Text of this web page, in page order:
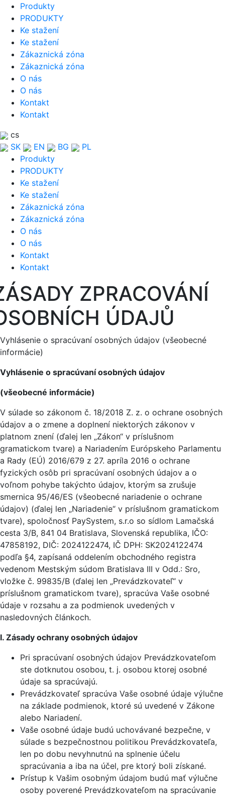
Produkty
PRODUKTY
Ke stažení
Ke stažení
Zákaznická zóna
Zákaznická zóna
O nás
O nás
Kontakt
Kontakt
cs
SK
EN BG
PL
Produkty
PRODUKTY
Ke stažení
Ke stažení
Zákaznická zóna
Zákaznická zóna
O nás
O nás
Kontakt
Kontakt
ZPRACOVÁNÍ
ÚDAJŮ
Vyhlásenie o spracúvaní osobných údajov (všeobecné
informácie)
Vyhlásenie o spracúvaní osobných údajov
(všeobecné informácie)
V súlade so zákonom č. 18/2018 Z. z. o ochrane osobných
údajov a o zmene a doplnení niektorých zákonov v
platnom znení (ďalej len „Zákon“ v príslušnom
gramatickom tvare) a Nariadením Európskeho Parlamentu
a Rady (EÚ) 2016/679 z 27. apríla 2016 o ochrane
fyzických osôb pri spracúvaní osobných údajov a o
voľnom pohybe takýchto údajov, ktorým sa zrušuje
smernica 95/46/ES (všeobecné nariadenie o ochrane
údajov) (ďalej len „Nariadenie“ v príslušnom gramatickom
tvare), spoločnosť PaySystem, s.r.o so sídlom Lamačská
cesta 3/B, 841 04 Bratislava, Slovenská republika, IČO:
47858192, DIČ: 2024122474, IČ DPH: SK2024122474
podľa §4, zapísaná oddelením obchodného registra
vedenom Mestským súdom Bratislava III v Odd.: Sro,
vložke č. 99835/B (ďalej len „Prevádzkovateľ“ v
príslušnom gramatickom tvare), spracúva Vaše osobné
údaje v rozsahu a za podmienok uvedených v
nasledovných článkoch.
I. Zásady ochrany osobných údajov
Pri spracúvaní osobných údajov Prevádzkovateľom
ste dotknutou osobou, t. j. osobou ktorej osobné
údaje sa spracúvajú.
Prevádzkovateľ spracúva Vaše osobné údaje výlučne
na základe podmienok, ktoré sú uvedené v Zákone
alebo Nariadení.
Vaše osobné údaje budú uchovávané bezpečne, v
súlade s bezpečnostnou politikou Prevádzkovateľa,
len po dobu nevyhnutnú na splnenie účelu
spracúvania a iba na účel, pre ktorý boli získané.
Prístup k Vašim osobným údajom budú mať výlučne
osoby poverené Prevádzkovateľom na spracúvanie